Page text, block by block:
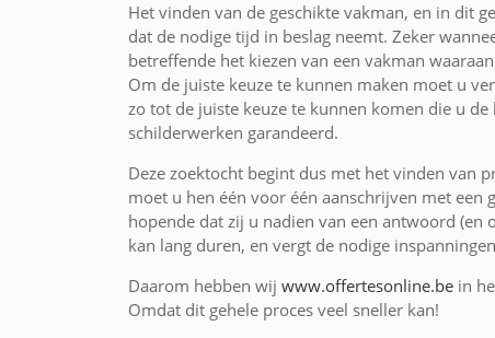
Het vinden van de geschikte vakman, en in dit
dat de nodige tijd in beslag neemt. Zeker
betreffende het kiezen van een vakman
Om de juiste keuze te kunnen maken moet u
zo tot de juiste keuze te kunnen komen die u
schilderwerken garandeerd.
Deze zoektocht begint dus met het vinden van
moet u hen één voor één aanschrijven met
hopende dat zij u nadien van een antwoord (en
kan lang duren, en vergt de nodige
Daarom hebben wij www.offertesonline.be in
Omdat dit gehele proces veel sneller kan!